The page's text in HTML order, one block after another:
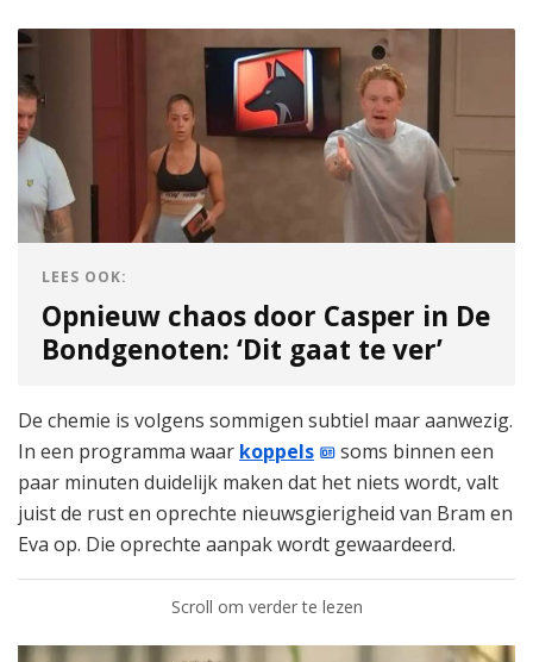
LEES OOK:
Opnieuw chaos door Casper in De
Bondgenoten: ‘Dit gaat te ver’
De chemie is volgens sommigen subtiel maar aanwezig.
In een programma waar koppels
soms binnen een
paar minuten duidelijk maken dat het niets wordt, valt
juist de rust en oprechte nieuwsgierigheid van Bram en
Eva op. Die oprechte aanpak wordt gewaardeerd.
Scroll om verder te lezen